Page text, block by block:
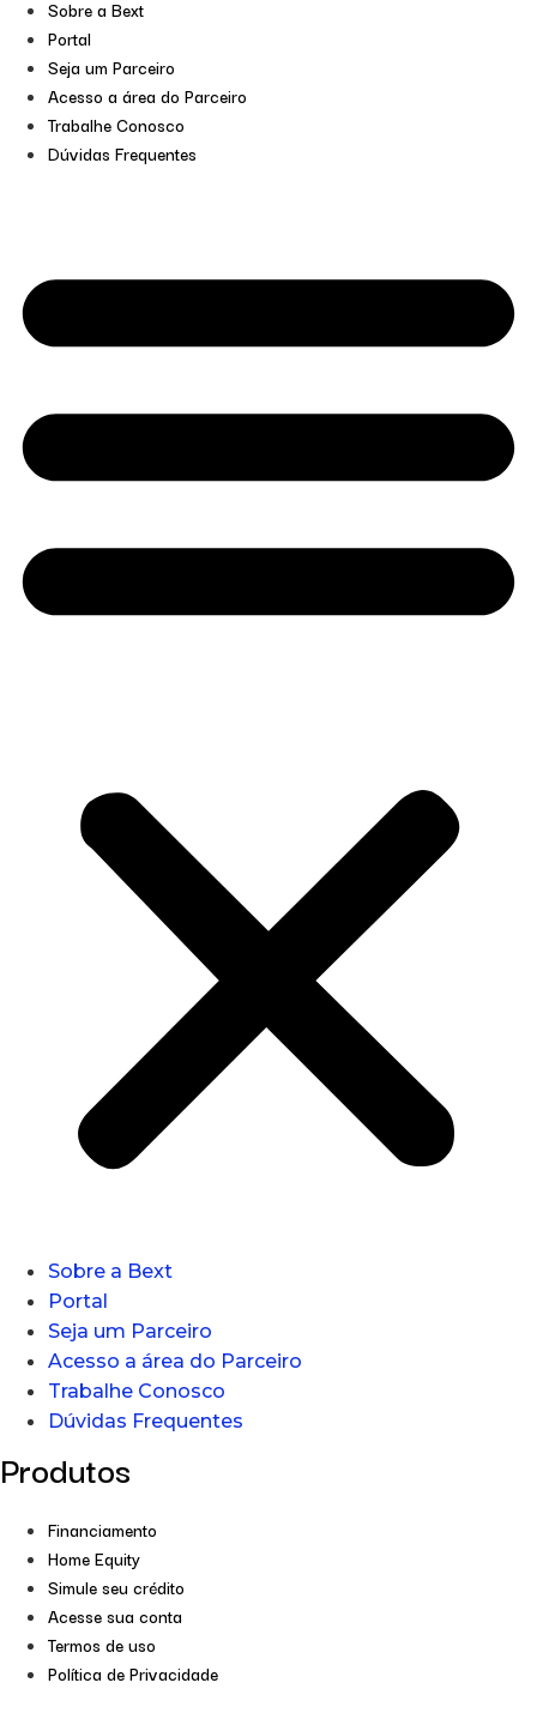
Sobre a Bext
Portal
Seja um Parceiro
Acesso a área do Parceiro
Trabalhe Conosco
Dúvidas Frequentes
Sobre a Bext
Portal
Seja um Parceiro
Acesso a área do Parceiro
Trabalhe Conosco
Dúvidas Frequentes
Produtos
Financiamento
Home Equity
Simule seu crédito
Acesse sua conta
Termos de uso
Política de Privacidade